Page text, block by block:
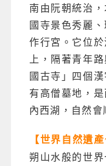
南由阮朝統治
國寺景色秀麗
作行宮。它位
上，隔著青年
國古寺」四個
有高僧墓地，
內西湖，自然會
【世界自然遺
朔山水般的世